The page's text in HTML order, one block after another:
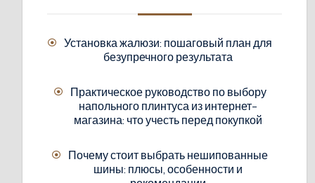
Установка жалюзи: пошаговый план для
безупречного результата
Практическое руководство по выбору
напольного плинтуса из интернет-
магазина: что учесть перед покупкой
Почему стоит выбрать нешипованные
шины: плюсы, особенности и